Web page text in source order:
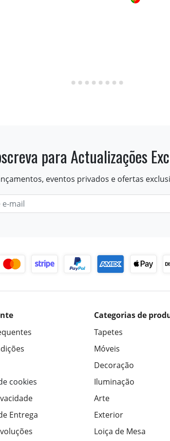
para Actualizações
eventos privados e ofertas
cookies
Entrega
Categorias de
Tapetes
Móveis
Decoração
Iluminação
Arte
Exterior
Loiça de Mesa